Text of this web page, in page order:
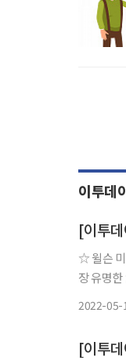
이투데
[이투
☆ 윌슨 미즈너 명언 “한 명의 저자에게서 훔치면 표절이 되
장 유명
2022-05-
[이투